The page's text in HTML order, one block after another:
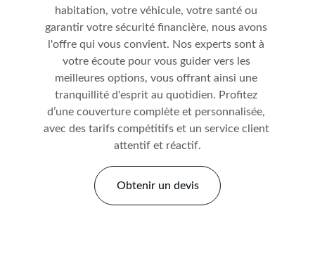
habitation, votre véhicule, votre santé ou
garantir votre sécurité financière, nous avons
l'offre qui vous convient. Nos experts sont à
votre écoute pour vous guider vers les
meilleures options, vous offrant ainsi une
tranquillité d'esprit au quotidien. Profitez
d’une couverture complète et personnalisée,
avec des tarifs compétitifs et un service client
attentif et réactif.
Obtenir un devis